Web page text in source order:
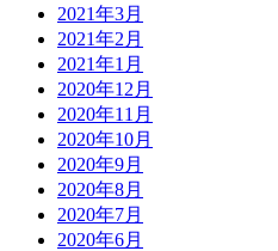
2021年3月
2021年2月
2021年1月
2020年12月
2020年11月
2020年10月
2020年9月
2020年8月
2020年7月
2020年6月